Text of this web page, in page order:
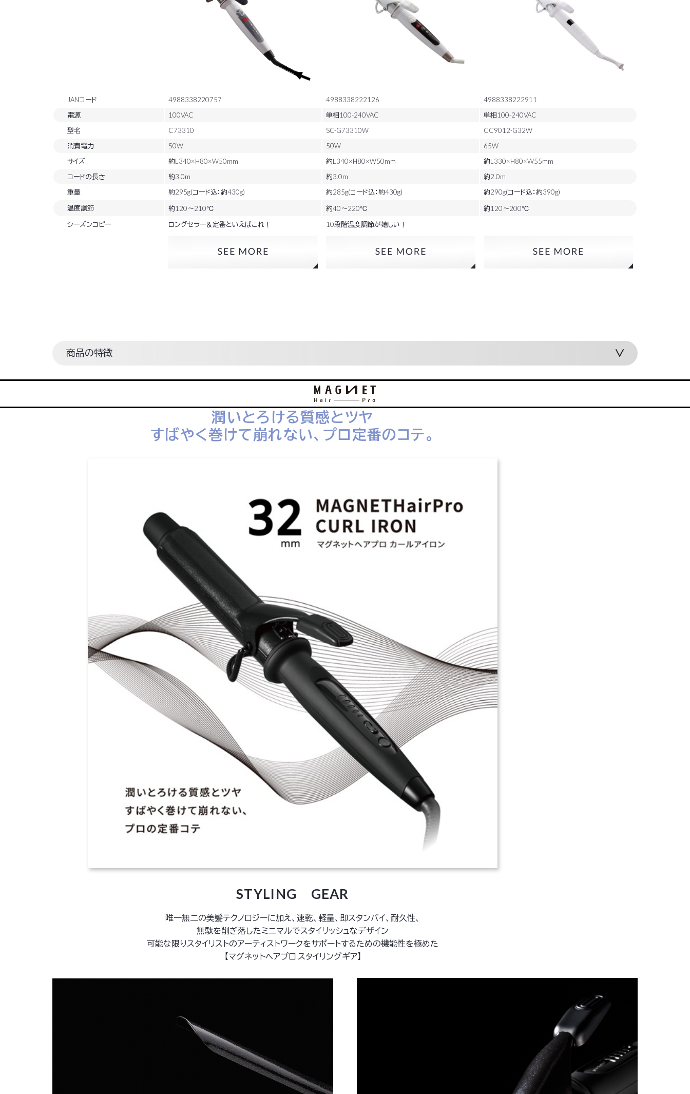
JANコード 4988338220757 4988338222126
4988338222911
電源
100VAC 単相100-240VAC
単相100-240VAC
型名
C73310 SC-G73310W
CC9012-G32W
消費電力
50W 50W
65W
サイズ
約L340×H80×W50mm 約L340×H80×W50mm
約L330×H80×W55mm
コードの長さ
約3.0m 約3.0m
約2.0m
重量
約295g(コード込：約430g) 約285g(コード込：約430g)
約290g(コード込：約390g)
温度調節
約120～210℃ 約40～220℃
約120～200℃
シーズンコピー
ロングセラー＆定番といえばこれ！ 10段階温度調節が嬉しい！
商品の特徴
潤いとろける質感とツヤ
すばやく巻けて崩れない、プロ定番のコテ。
STYLING GEAR
唯一無二の美髪テクノロジーに加え、速乾、軽量、即スタンバイ、耐久性、
無駄を削ぎ落したミニマルでスタイリッシュなデザイン
可能な限りスタイリストのアーティストワークをサポートするための機能性を極めた
【マグネットヘアプロ スタイリングギア】